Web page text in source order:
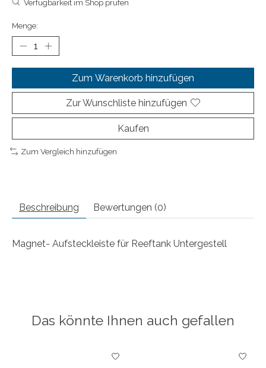
Verfügbarkeit im Shop prüfen
Menge:
Zum Warenkorb hinzufügen
Zur Wunschliste hinzufügen
Kaufen
Zum Vergleich hinzufügen
Beschreibung Bewertungen (0)
Magnet- Aufsteckleiste für Reeftank Untergestell
Das könnte Ihnen auch gefallen
Produkt-Karussell-Artikel